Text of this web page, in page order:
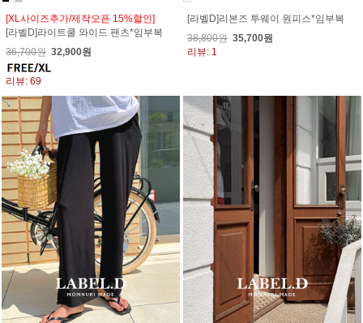
[XL사이즈추가/제작오픈 15%할인]
[라벨D]라이트쿨 와이드 팬츠*임부복
36,700원 32,900원
리뷰: 69
[라벨D]리본즈 투웨이 원피스*임부복
38,800원 35,700원
리뷰: 1